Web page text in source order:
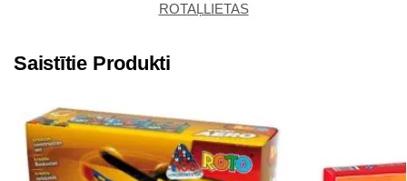
ROTAĻLIETAS
Saistītie Produkti